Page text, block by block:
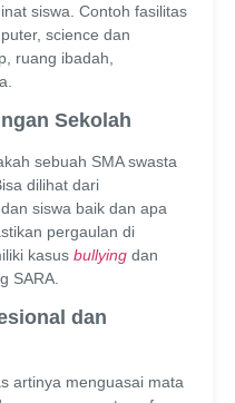
siswa. Contoh fasilitas
science dan
ruang ibadah,
Sekolah
sebuah SMA swasta
dilihat dari
siswa baik dan apa
pergaulan di
kasus bullying dan
SARA.
dan
artinya menguasai mata